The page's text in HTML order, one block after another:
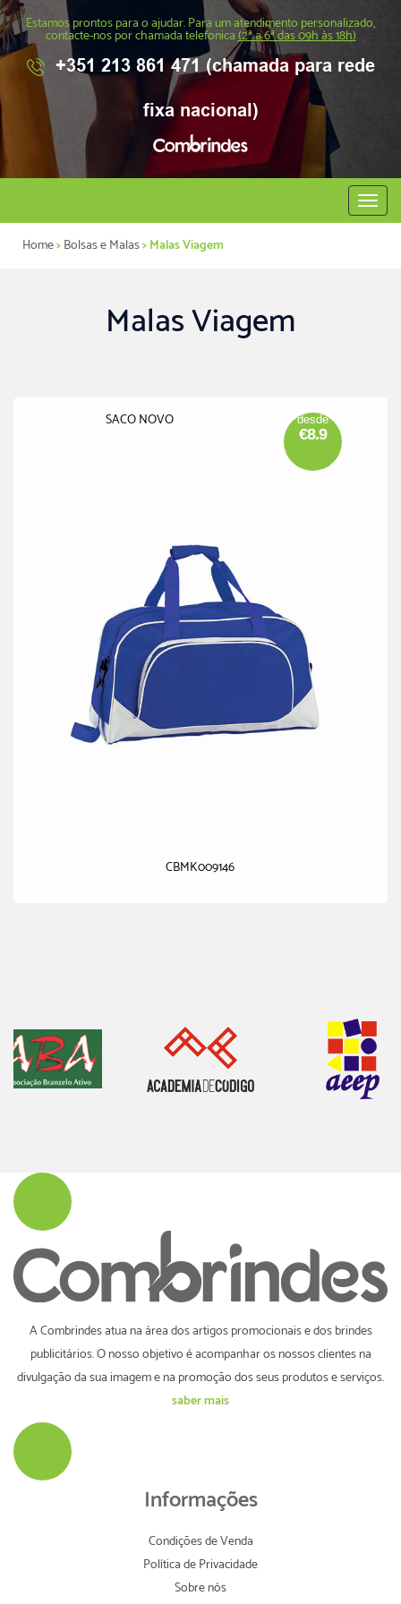
Estamos prontos para o ajudar. Para um atendimento personalizado,
contacte-nos por chamada telefonica(2ª a 6ª das 09h às 18h)
+351 213 861 471 (chamada para rede
fixa nacional)
Abrir
menu
Home>Bolsas e Malas> Malas Viagem
Malas Viagem
SACO NOVO desde
€8.9
CBMK009146
A Combrindes atua na área dos artigos promocionais e dos brindes
publicitários. O nosso objetivo é acompanhar os nossos clientes na
divulgação da sua imagem e na promoção dos seus produtos e serviços.
saber mais
Informações
Condições de Venda
Política de Privacidade
Sobre nós